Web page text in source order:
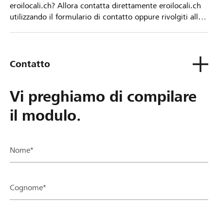
eroilocali.ch? Allora contatta direttamente eroilocali.ch
utilizzando il formulario di contatto oppure rivolgiti alla
Contatto
Vi preghiamo di compilare
il modulo.
Nome*
Cognome*